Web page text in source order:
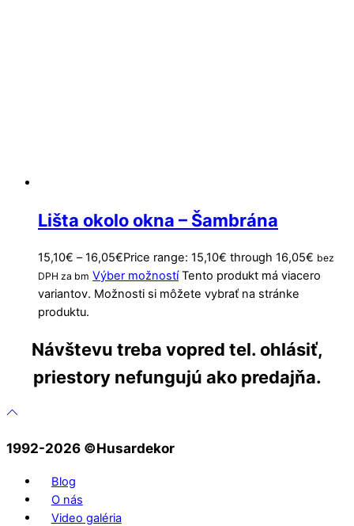
Lišta okolo okna – Šambrána
15,10€ – 16,05€Price range: 15,10€ through 16,05€ bez
DPH za bm Výber možností Tento produkt má viacero
variantov. Možnosti si môžete vybrať na stránke
produktu.
Návštevu treba vopred tel. ohlásiť,
priestory nefungujú ako predajňa.
1992-2026 ©️Husardekor
Blog
O nás
Video galéria